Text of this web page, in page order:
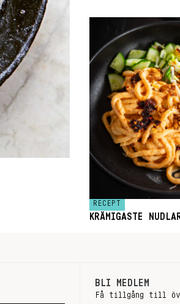
RECEPT
KRÄMIGASTE
BLI MEDLEM
Få tillgång till